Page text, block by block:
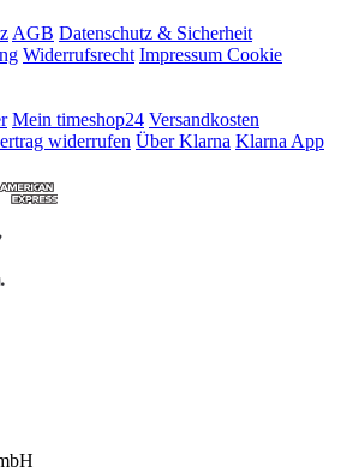
AGB Datenschutz & Sicherheit
Widerrufsrecht Impressum Cookie
Mein timeshop24 Versandkosten
widerrufen Über Klarna Klarna App